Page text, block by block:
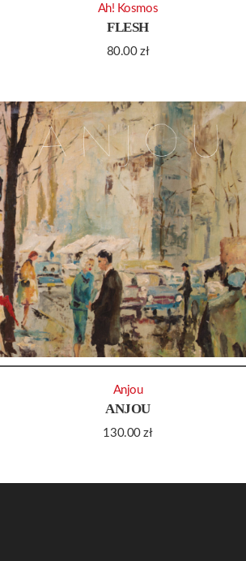
FLESH
80.00zł
Ah! Kosmos
ANJOU
130.00zł
Anjou